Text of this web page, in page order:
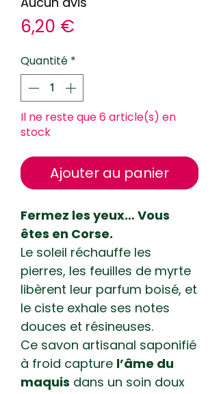
6,20 €
Quantité *
Il ne reste que 6 article(s) en
stock
Ajouter au panier
Fermez les yeux… Vous
êtes en Corse.
Le soleil réchauffe les
pierres, les feuilles de myrte
libèrent leur parfum boisé, et
le ciste exhale ses notes
douces et résineuses.
Ce savon artisanal saponifié
à froid capture l’âme du
maquis dans un soin doux